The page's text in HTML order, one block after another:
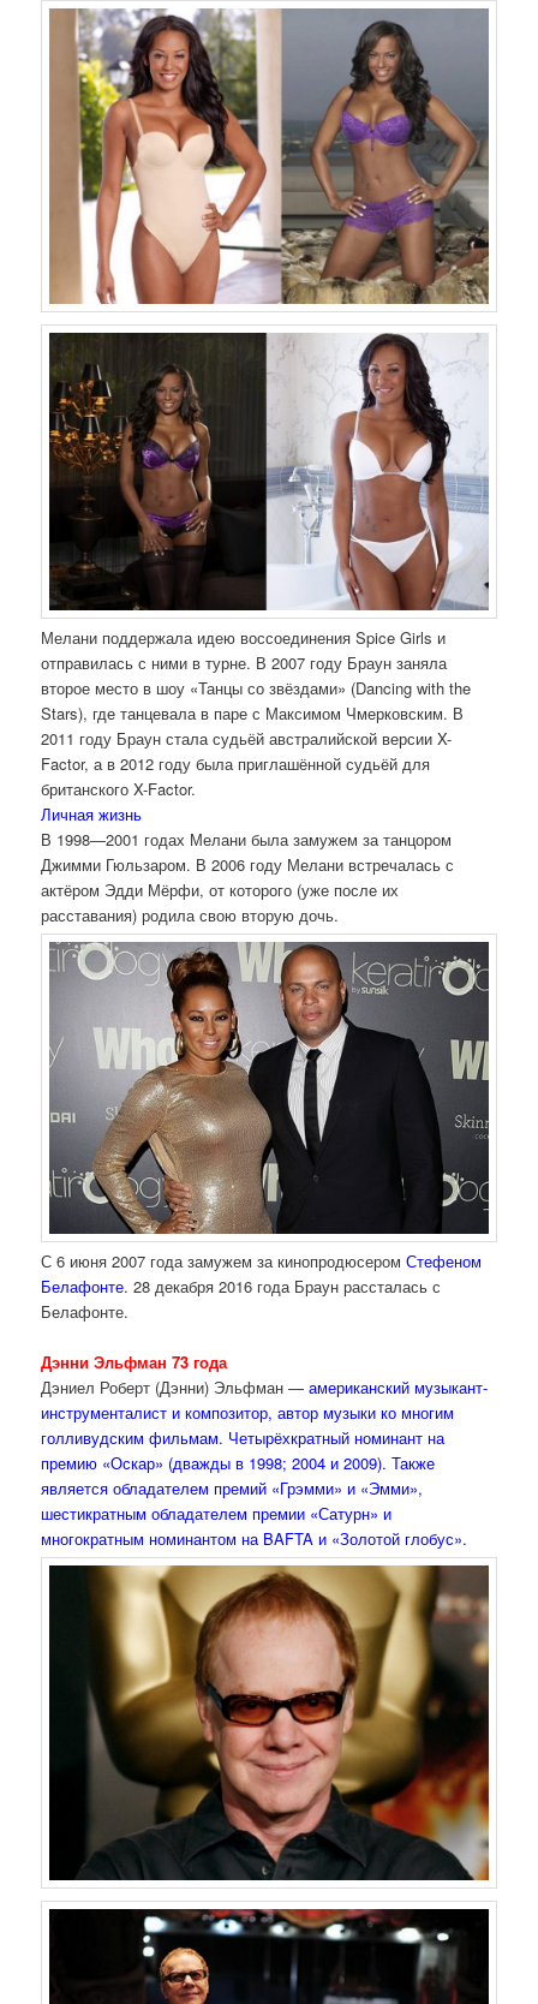
Мелани поддержала идею воссоединения Spice Girls и
отправилась с ними в турне. В 2007 году Браун заняла
второе место в шоу «Танцы со звёздами» (Dancing with the
Stars), где танцевала в паре с Максимом Чмерковским. В
2011 году Браун стала судьёй австралийской версии X-
Factor, а в 2012 году была приглашённой судьёй для
британского X-Factor.
Личная жизнь
В 1998—2001 годах Мелани была замужем за танцором
Джимми Гюльзаром. В 2006 году Мелани встречалась с
актёром Эдди Мёрфи, от которого (уже после их
расставания) родила свою вторую дочь.
С 6 июня 2007 года замужем за кинопродюсером Стефеном
Белафонте. 28 декабря 2016 года Браун рассталась с
Белафонте.
Дэнни Эльфман 73 года
Дэниел Роберт (Дэнни) Эльфман —американский музыкант-
инструменталист и композитор, автор музыки ко многим
голливудским фильмам. Четырёхкратный номинант на
премию «Оскар» (дважды в 1998; 2004 и 2009). Также
является обладателем премий «Грэмми» и «Эмми»,
шестикратным обладателем премии «Сатурн» и
многократным номинантом на BAFTA и «Золотой глобус».